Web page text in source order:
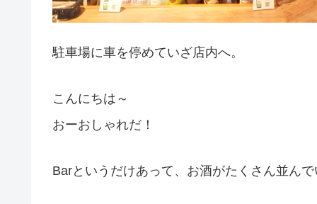
駐車場に車を停めていざ店内へ。
こんにちは～
おーおしゃれだ！
Barというだけあって、お酒がたくさん並ん